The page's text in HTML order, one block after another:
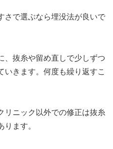
さで選ぶなら埋没法が良いで
、抜糸や留め直しで少しずつ
いきます。何度も繰り返すこ
リニック以外での修正は抜糸
ます。